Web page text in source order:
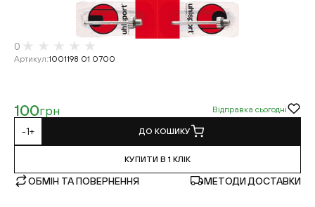
0
Артикул:1001198 01 0700
100грн Відправка сьогодні
-1+ ДО КОШИКУ
КУПИТИ В 1 КЛІК
ОБМІН ТА ПОВЕРНЕННЯ МЕТОДИ ДОСТАВКИ